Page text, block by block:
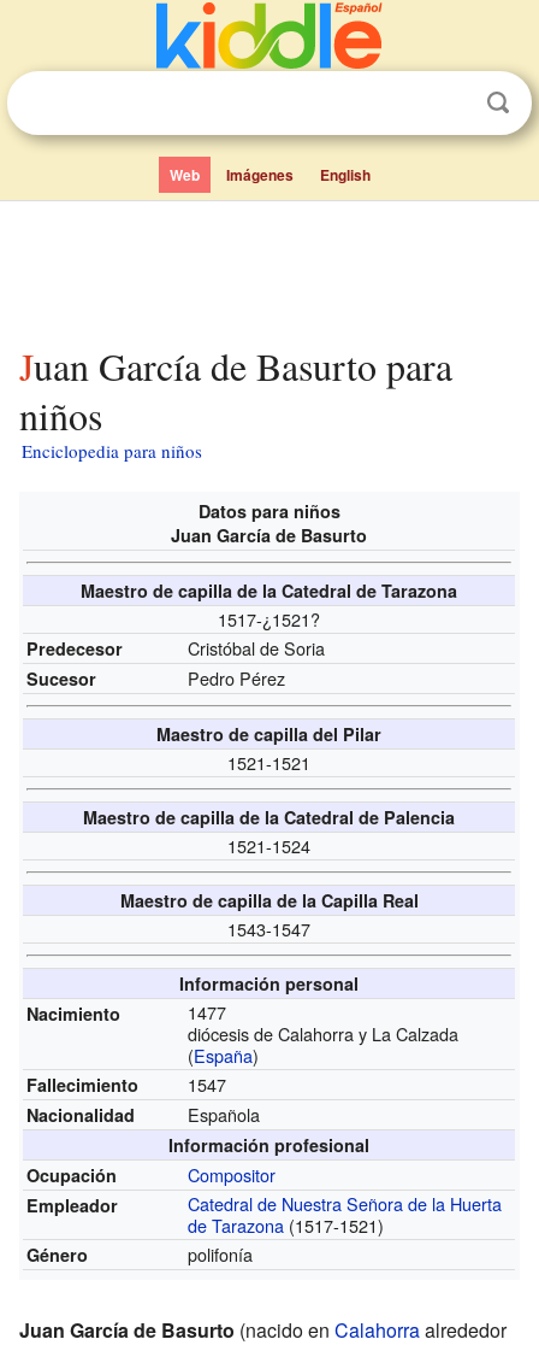
Web Imágenes English
Juan García de Basurto para
niños
Enciclopedia para niños
Datos para niños
Juan García de Basurto
Maestro de capilla de la Catedral de Tarazona
1517-¿1521?
Predecesor Cristóbal de Soria
Sucesor Pedro Pérez
Maestro de capilla del Pilar
1521-1521
Maestro de capilla de la Catedral de Palencia
1521-1524
Maestro de capilla de la Capilla Real
1543-1547
Información personal
Nacimiento
1477
diócesis de Calahorra y La Calzada
(España)
Fallecimiento 1547
Nacionalidad Española
Información profesional
Ocupación
Compositor
Empleador
Catedral de Nuestra Señora de la Huerta
de Tarazona (1517-1521)
Género polifonía
Juan García de Basurto (nacido en Calahorraalrededor